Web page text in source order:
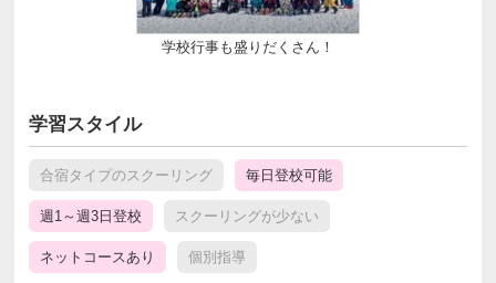
学校行事も盛りだくさん！
学習スタイル
合宿タイプのスクーリング 毎日登校可能
週1～週3日登校 スクーリングが少ない
ネットコースあり 個別指導